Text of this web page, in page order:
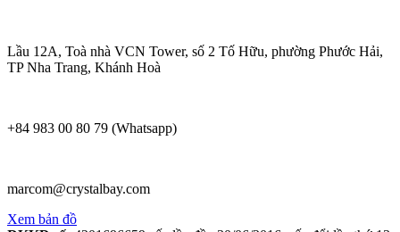
Lầu 12A, Toà nhà VCN Tower, số 2 Tố Hữu, phường Phước Hải,
TP Nha Trang, Khánh Hoà
+84 983 00 80 79 (Whatsapp)
marcom@crystalbay.com
Xem bản đồ